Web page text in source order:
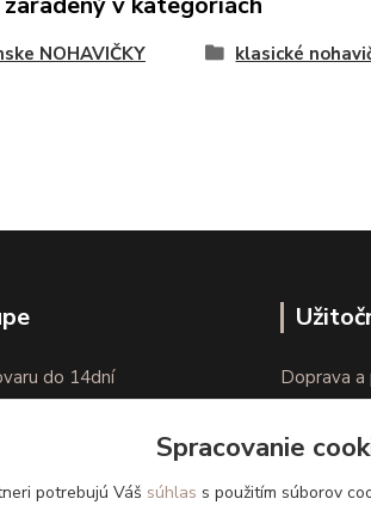
NOHAVIČKY klasické
do 14dní
Doprava
Spracovanie
potrebujú Váš súhlas s použitím súborov